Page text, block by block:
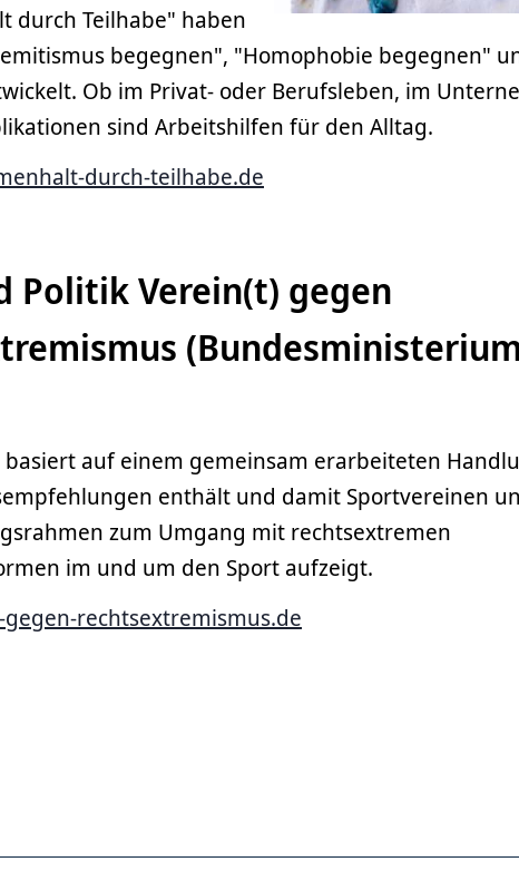
durch Teilhabe" haben
begegnen", "Homophobie begegnen"
Ob im Privat- oder Berufsleben, im
sind Arbeitshilfen für den Alltag.
durch-teilhabe.de
Politik Verein(t) gegen
basiert auf einem gemeinsam erarbeiteten
enthält und damit Sportvereinen
zum Umgang mit rechtsextremen
im und um den Sport aufzeigt.
rechtsextremismus.de